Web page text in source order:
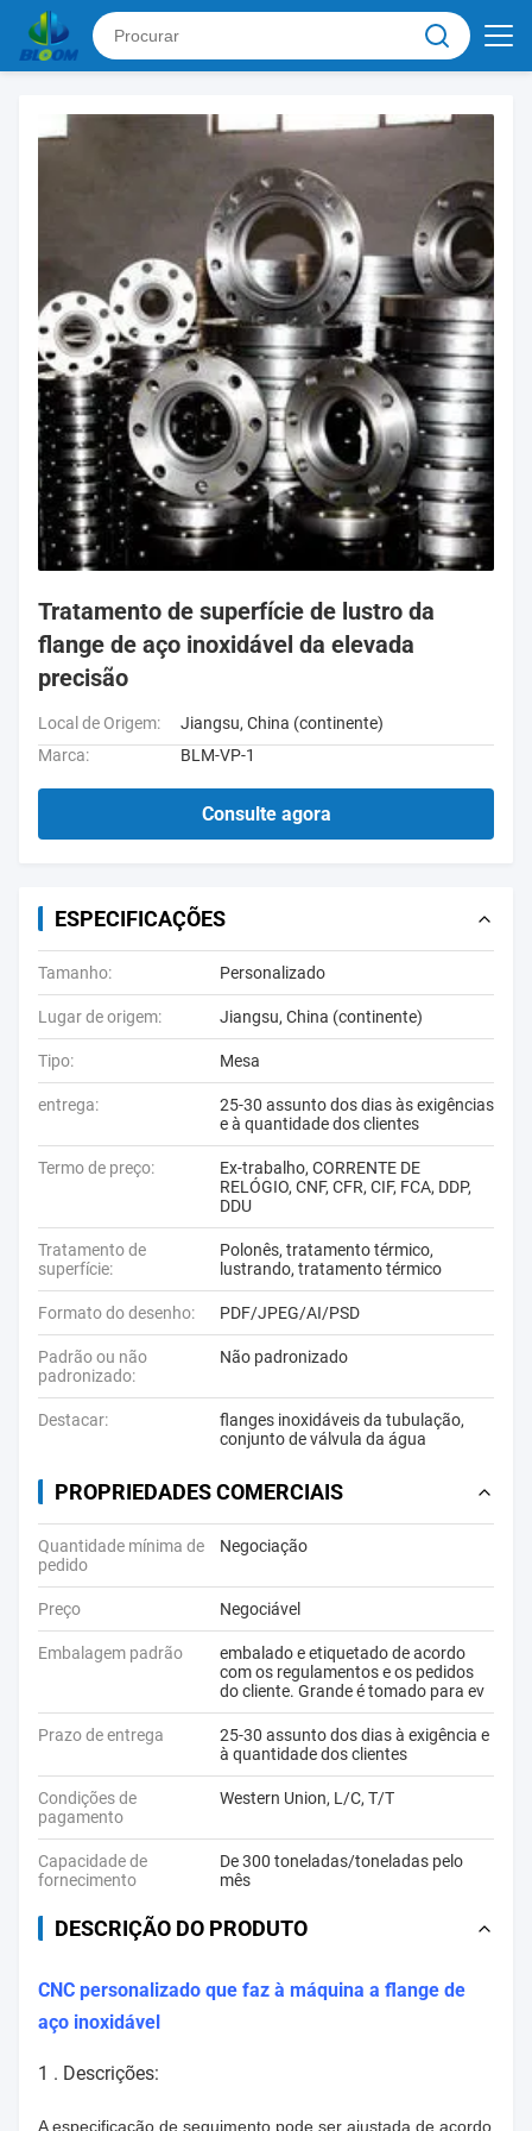
Tratamento de superfície de lustro da
flange de aço inoxidável da elevada
precisão
Local de Origem:
Jiangsu, China (continente)
Marca:
BLM-VP-1
Consulte agora
ESPECIFICAÇÕES
Tamanho: Personalizado
Lugar de origem: Jiangsu, China (continente)
Tipo: Mesa
entrega:
25-30 assunto dos dias às exigências
e à quantidade dos clientes
Termo de preço:
Ex-trabalho, CORRENTE DE
RELÓGIO, CNF, CFR, CIF, FCA, DDP,
DDU
Tratamento de
superfície:
Polonês, tratamento térmico,
lustrando, tratamento térmico
Formato do desenho: PDF/JPEG/AI/PSD
Padrão ou não
padronizado:
Não padronizado
Destacar: flanges inoxidáveis da tubulação,
conjunto de válvula da água
PROPRIEDADES COMERCIAIS
Quantidade mínima de
pedido
Negociação
Preço Negociável
Embalagem padrão
embalado e etiquetado de acordo
com os regulamentos e os pedidos
do cliente. Grande é tomado para ev
Prazo de entrega
25-30 assunto dos dias à exigência e
à quantidade dos clientes
Condições de
pagamento
Western Union, L/C, T/T
Capacidade de
fornecimento
De 300 toneladas/toneladas pelo
mês
DESCRIÇÃO DO PRODUTO
CNC personalizado que faz à máquina a flange de
aço inoxidável
1 . Descrições:
A especificação de seguimento pode ser ajustada de acordo